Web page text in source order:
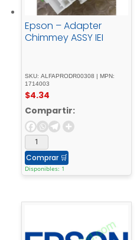
Epson – Adapter
Chimmey ASSY IEI
SKU: ALFAPRODR00308 | MPN:
1714003
$4.34
Compartir:
Comprar 🛒
Disponibles: 1